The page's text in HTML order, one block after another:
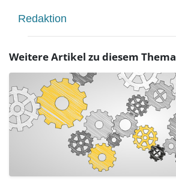
Redaktion
Weitere Artikel zu diesem Thema